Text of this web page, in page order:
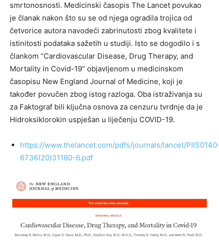
smrtonosnosti. Medicinski časopis The Lancet povukao
je članak nakon što su se od njega ogradila trojica od
četvorice autora navodeći zabrinutosti zbog kvalitete i
istinitosti podataka sažetih u studiji. Isto se dogodilo i s
člankom “Cardiovascular Disease, Drug Therapy, and
Mortality in Covid-19” objavljenom u medicinskom
časopisu New England Journal of Medicine, koji je
također povučen zbog istog razloga. Oba istraživanja su
za Faktograf bili ključna osnova za cenzuru tvrdnje da je
Hidroksiklorokin uspješan u liječenju COVID-19.
https://www.thelancet.com/pdfs/journals/lancet/
6736(20)31180-6.pdf